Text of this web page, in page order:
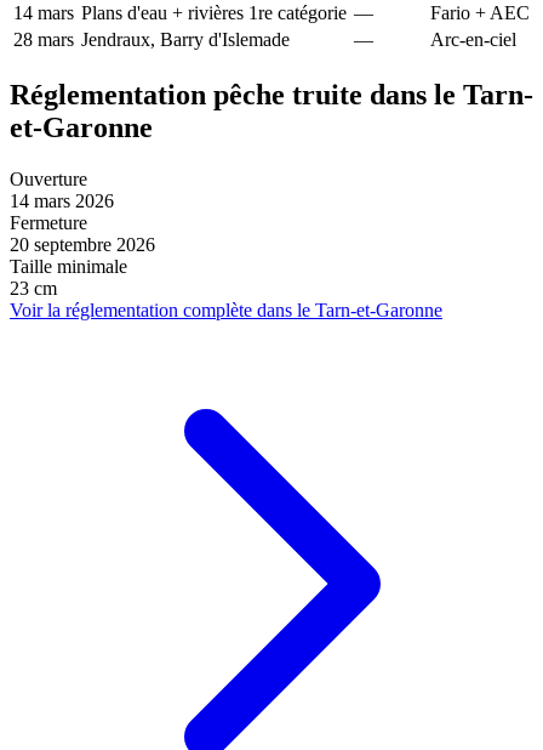
14 mars Plans d'eau + rivières 1re catégorie —
Fario + AEC
28 mars Jendraux, Barry d'Islemade — Arc-en-ciel
Réglementation pêche truite dans le Tarn-
et-Garonne
Ouverture
14 mars 2026
Fermeture
20 septembre 2026
Taille minimale
23 cm
Voir la réglementation complète dans le Tarn-et-Garonne